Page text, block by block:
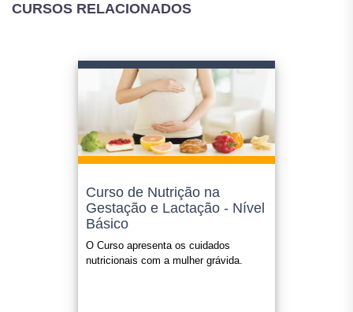
Nosso certificado é reconhecido em todo o Brasil e
Atividades Complementares para a Faculdade;
Horas complementares, atividades complementares para a
Completar horas em atividades Extracurriculares (geralmente
exigidas em Faculdades);
Gratificações adicionais conforme plano de carreira;
Avaliações para promoções internas nas empresas;
Atualizar seu Currículo, aumentando suas chances para
CURSOS RELACIONADOS
Curso de Nutrição na
Gestação e Lactação - Nível
Básico
O Curso apresenta os cuidados
nutricionais com a mulher grávida.